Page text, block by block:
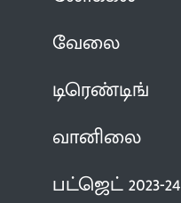
வேலை
டிரெண்டிங்
வானிலை
பட்ஜெட் 2023-24